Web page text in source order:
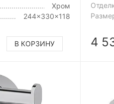
Хром
244x330x118
В КОРЗИНУ 4